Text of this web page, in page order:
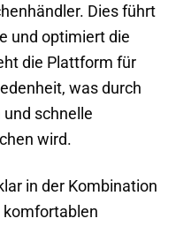
Dies führt
und optimiert die
die Plattform für
was durch
schnelle
wird.
in der Kombination
komfortablen